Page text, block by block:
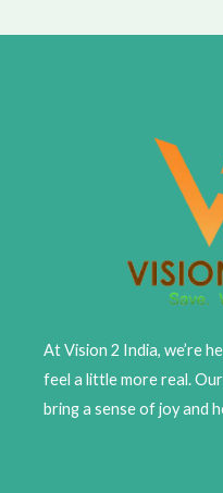
At Vision 2 India, we’re
feel a little more real.
bring a sense of joy and